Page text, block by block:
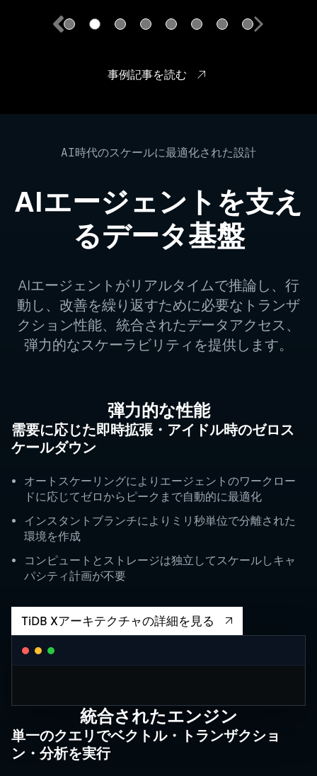
事例記事を読む
AI時代のスケールに最適化された設計
AIエージェントを支え
るデータ基盤
AIエージェントがリアルタイムで推論し、行
動し、改善を繰り返すために必要なトランザ
クション性能、統合されたデータアクセス、
弾力的なスケーラビリティを提供します。
弾力的な性能
需要に応じた即時拡張・アイドル時のゼロス
ケールダウン
オートスケーリングによりエージェントのワークロー
ドに応じてゼロからピークまで自動的に最適化
インスタントブランチによりミリ秒単位で分離された
環境を作成
コンピュートとストレージは独立してスケールしキャ
パシティ計画が不要
TiDB Xアーキテクチャの詳細を見る
CLUSTER AUTOSCALING
Request Units / second
10K
5K
統合されたエンジン
単一のクエリでベクトル・トランザクショ
ン・分析を実行